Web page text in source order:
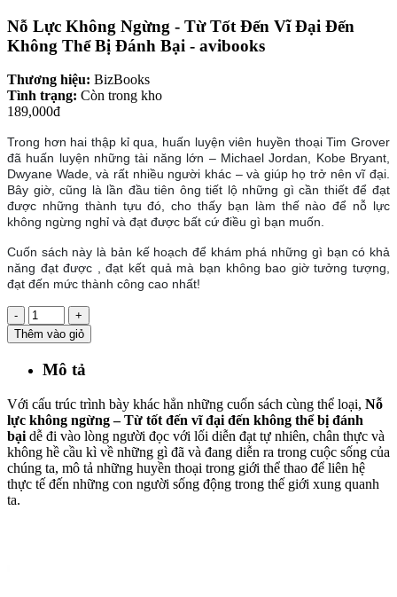
Nỗ Lực Không Ngừng - Từ Tốt Đến Vĩ Đại Đến
Không Thể Bị Đánh Bại - avibooks
Thương hiệu: BizBooks
Tình trạng: Còn trong kho
189,000đ
Trong hơn hai thập kỉ qua, huấn luyện viên huyền thoại Tim Grover
đã huấn luyện những tài năng lớn – Michael Jordan, Kobe Bryant,
Dwyane Wade, và rất nhiều người khác – và giúp họ trở nên vĩ đại.
Bây giờ, cũng là lần đầu tiên ông tiết lộ những gì cần thiết để đạt
được những thành tựu đó, cho thấy bạn làm thế nào để nỗ lực
không ngừng nghỉ và đạt được bất cứ điều gì bạn muốn.
Cuốn sách này là bản kế hoạch để khám phá những gì bạn có khả
năng đạt được , đạt kết quả mà bạn không bao giờ tưởng tượng,
đạt đến mức thành công cao nhất!
-
+
Thêm vào giỏ
Mô tả
Với cấu trúc trình bày khác hẳn những cuốn sách cùng thể loại, Nỗ
lực không ngừng – Từ tốt đến vĩ đại đến không thể bị đánh
bại dễ đi vào lòng người đọc với lối diễn đạt tự nhiên, chân thực và
không hề cầu kì về những gì đã và đang diễn ra trong cuộc sống của
chúng ta, mô tả những huyền thoại trong giới thể thao để liên hệ
thực tế đến những con người sống động trong thế giới xung quanh
ta.